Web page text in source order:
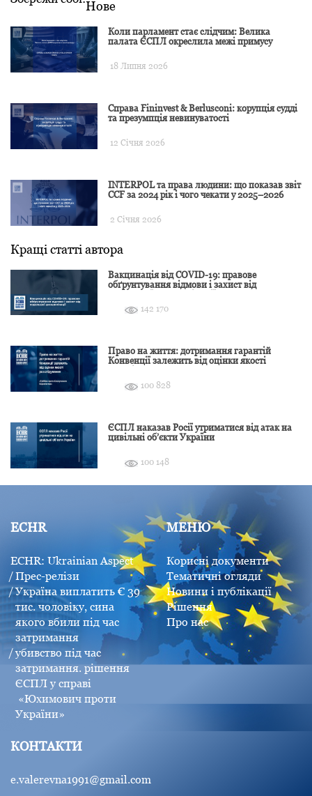
Нове
Коли парламент стає слідчим: Велика
палата ЄСПЛ окреслила межі примусу
18 Липня 2026
Справа Fininvest & Berlusconi: корупція судді
та презумпція невинуватості
12 Січня 2026
INTERPOL та права людини: що показав звіт
CCF за 2024 рік і чого чекати у 2025–2026
2 Січня 2026
Кращі статті автора
Вакцинація від COVID-19: правове
обґрунтування відмови і захист від
142 170
Право на життя: дотримання гарантій
Конвенції залежить від оцінки якості
100 828
ЄСПЛ наказав Росії утриматися від атак на
цивільні об’єкти України
100 148
ECHR
ECHR: Ukrainian Aspect
Прес-релізи
Україна виплатить € 39
тис. чоловіку, сина
якого вбили під час
затримання
убивство під час
затримання. рішення
ЄСПЛ у справі
«Юхимович проти
України»
МЕНЮ
Корисні документи
Тематичні огляди
Новини і публікації
Рішення
Про нас
КОНТАКТИ
e.valerevna1991@gmail.com